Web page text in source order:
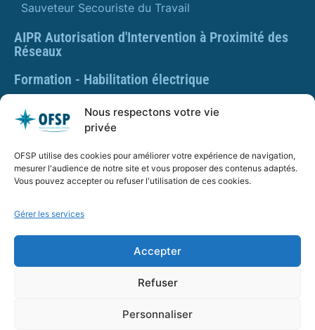
Nous respectons votre vie
privée
OFSP utilise des cookies pour améliorer votre expérience de navigation,
mesurer l'audience de notre site et vous proposer des contenus adaptés.
Vous pouvez accepter ou refuser l'utilisation de ces cookies.
Gérer les services
Accepter
Refuser
Personnaliser
Sauveteur Secouriste du Travail
AIPR Autorisation d'Intervention à Proximité des
Réseaux
Formation - Habilitation électrique
Formation - Gestes et postures
Formation Gestes et Postures - Prévention des TMS
PLAQUETTE DE PRÉSENTATION OFSP
Numéro de déclaration d’activité : 84 01 01924 01 auprès
du préfet de région Auvergne Rhône Alpes, Ne vaut pas
agrément de l’État.
OFSP.fr – Tous droits réservés –Mentions Légales